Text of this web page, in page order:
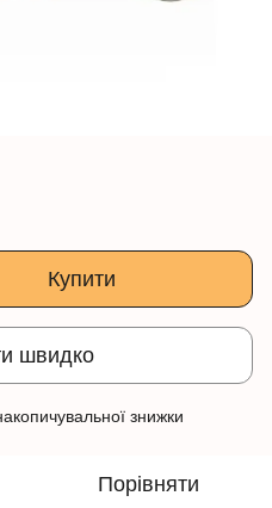
Купити
швидко
знижки
Порівняти